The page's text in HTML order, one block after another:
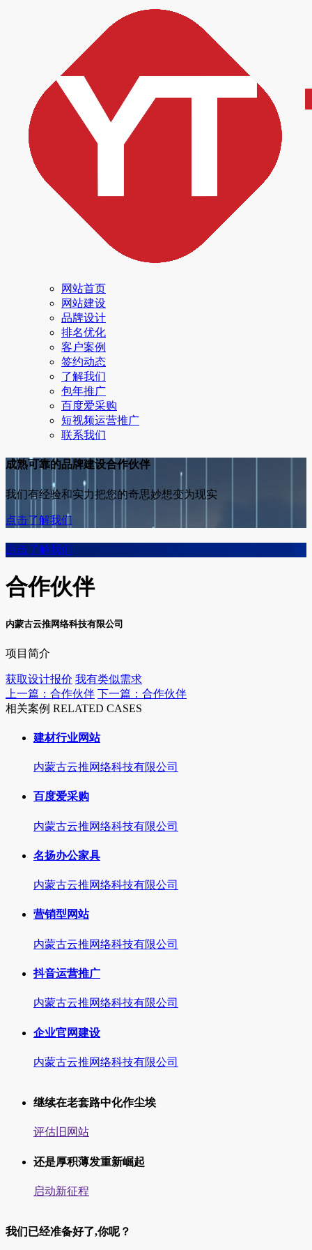
网站首页
网站建设
品牌设计
排名优化
客户案例
签约动态
了解我们
包年推广
百度爱采购
短视频运营推广
联系我们
成熟可靠的品牌建设合作伙伴
我们有经验和实力把您的奇思妙想变为现实
点击了解我们
点击了解我们
合作伙伴
内蒙古云推网络科技有限公司
项目简介
获取设计报价 我有类似需求
上一篇：合作伙伴 下一篇：合作伙伴
相关案例 RELATED CASES
建材行业网站
内蒙古云推网络科技有限公司
百度爱采购
内蒙古云推网络科技有限公司
名扬办公家具
内蒙古云推网络科技有限公司
营销型网站
内蒙古云推网络科技有限公司
抖音运营推广
内蒙古云推网络科技有限公司
企业官网建设
内蒙古云推网络科技有限公司
继续在老套路中化作尘埃
评估旧网站
还是厚积薄发重新崛起
启动新征程
我们已经准备好了,你呢？